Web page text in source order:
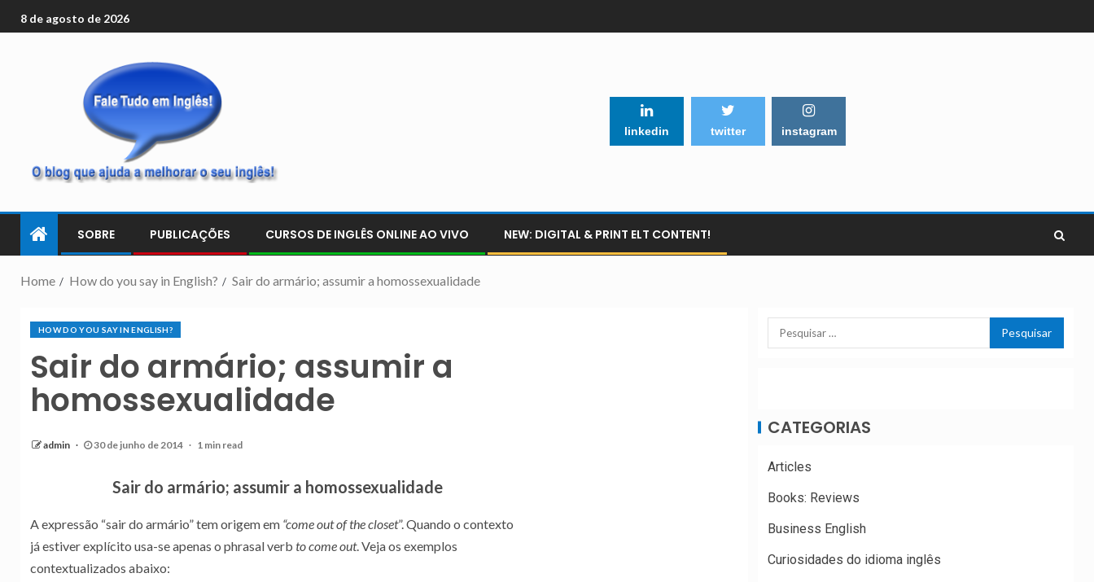
8 de agosto de 2026
linkedin twitter instagram
SOBRE PUBLICAÇÕES CURSOS DE INGLÊS ONLINE AO VIVO NEW: DIGITAL & PRINT ELT CONTENT!
Home How do you say in English? Sair do armário; assumir a homossexualidade
HOW DO YOU SAY IN ENGLISH?
Sair do armário; assumir a
homossexualidade
admin 30 de junho de 2014 1 min read
Sair do armário; assumir a homossexualidade
A expressão “sair do armário” tem origem em “come out of the closet”. Quando o contexto
já estiver explícito usa-se apenas o phrasal verb to come out. Veja os exemplos
contextualizados abaixo:
CATEGORIAS
Articles
Books: Reviews
Business English
Curiosidades do idioma inglês